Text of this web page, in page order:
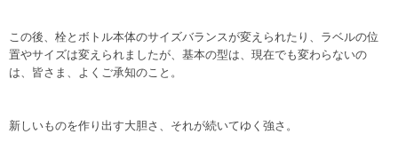
この後、栓とボトル本体のサイズバランスが変えられたり、ラベルの位
置やサイズは変えられましたが、基本の型は、現在でも変わらないの
は、皆さま、よくご承知のこと。
新しいものを作り出す大胆さ、それが続いてゆく強さ。